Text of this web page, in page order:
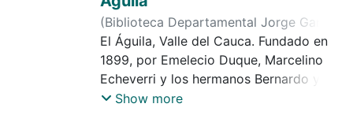
y hermosa vista de la montaña
(Biblioteca Departamental Jorge Garcés
Borrero,2017-06-30)Jaramillo, Jair de
Jesús
El Águila, Valle del Cauca. Fundado en
1899, por Emelecio Duque, Marcelino
Echeverri y los hermanos Bernardo y
Natalio Serna. Municipio desde 1953.
Show more